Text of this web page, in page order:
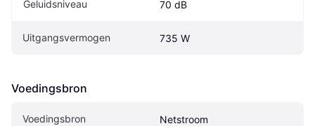
Geluidsniveau 70 dB
Uitgangsvermogen 735 W
Voedingsbron
Voedingsbron Netstroom